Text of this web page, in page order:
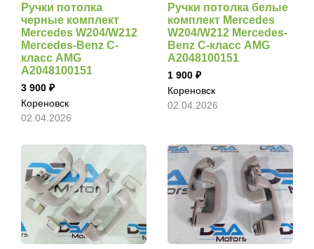
Ручки потолка
черные комплект
Mercedes W204/W212
Mercedes-Benz C-
класс AMG
A2048100151
3 900
Кореновск
02.04.2026
Ручки потолка белые
комплект Mercedes
W204/W212 Mercedes-
Benz C-класс AMG
A2048100151
1 900
Кореновск
02.04.2026